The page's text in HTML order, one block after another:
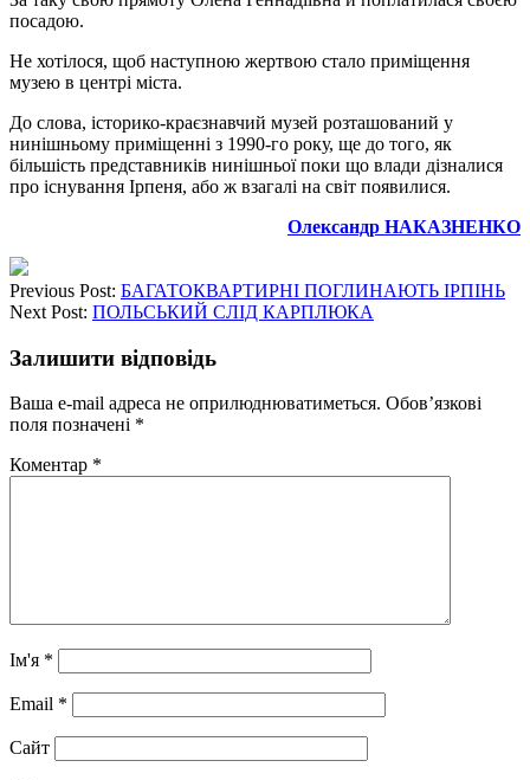
посадою.
Не хотілося, щоб наступною жертвою стало приміщення
музею в центрі міста.
До слова, історико-краєзнавчий музей розташований у
нинішньому приміщенні з 1990-го року, ще до того, як
більшість представників нинішньої поки що влади дізналися
про існування Ірпеня, або ж взагалі на світ появилися.
Олександр НАКАЗНЕНКО
Previous Post: БАГАТОКВАРТИРНІ ПОГЛИНАЮТЬ ІРПІНЬ
Next Post: ПОЛЬСЬКИЙ СЛІД КАРПЛЮКА
Залишити відповідь
Ваша e-mail адреса не оприлюднюватиметься. Обов’язкові
поля позначені *
Коментар *
Ім'я *
Email *
Сайт